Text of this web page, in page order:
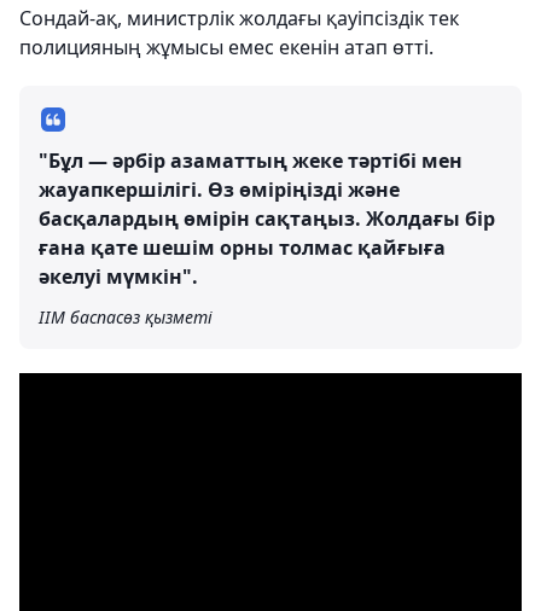
Сондай-ақ, министрлік жолдағы қауіпсіздік тек
полицияның жұмысы емес екенін атап өтті.
"Бұл — әрбір азаматтың жеке тәртібі мен
жауапкершілігі. Өз өміріңізді және
басқалардың өмірін сақтаңыз. Жолдағы бір
ғана қате шешім орны толмас қайғыға
әкелуі мүмкін".
ІІМ баспасөз қызметі